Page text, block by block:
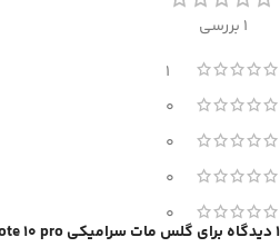
1 بررسی
1
0
0
0
0
1 دیدگاه برای گلس مات سرامیکی Xiaomi Note 10 pro